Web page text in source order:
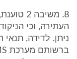
8.
ניתן. לדידה,